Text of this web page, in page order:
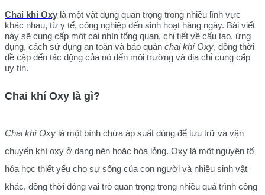
Chai khí Oxy là một vật dụng quan trọng trong nhiều lĩnh vực
khác nhau, từ y tế, công nghiệp đến sinh hoạt hàng ngày. Bài viết
này sẽ cung cấp một cái nhìn tổng quan, chi tiết về cấu tạo, ứng
dụng, cách sử dụng an toàn và bảo quản chai khí Oxy, đồng thời
đề cập đến tác động của nó đến môi trường và địa chỉ cung cấp
uy tín.
Chai khí Oxy là gì?
Chai khí Oxy là một bình chứa áp suất dùng để lưu trữ và vận
chuyển khí oxy ở dạng nén hoặc hóa lỏng. Oxy là một nguyên tố
hóa học thiết yếu cho sự sống của con người và nhiều sinh vật
khác, đồng thời đóng vai trò quan trọng trong nhiều quá trình công